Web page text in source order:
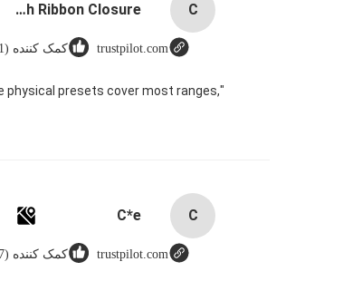
C
Custom Logo Paper Cardboard Packing Folding White / Black / Rose Gold Luxury Magnetic Gift Box with Ribbon Closure
trustpilot.com کمک کننده (1)
physical presets cover most ranges,
C
C*e
trustpilot.com کمک کننده (8987)